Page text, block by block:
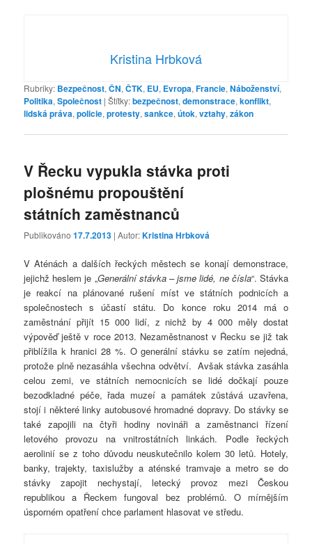
Kristina Hrbková
Rubriky: Bezpečnost,ČN,ČTK, EU, Evropa,Francie,Náboženství,
Politika,Společnost |Štítky:bezpečnost,demonstrace,konflikt,
lidská práva,policie,protesty,sankce,útok,vztahy,zákon
V Řecku vypukla stávka proti
plošnému propouštění
státních zaměstnanců
Publikováno17.7.2013 | Autor:Kristina Hrbková
V Aténách a dalších řeckých městech se konají demonstrace,
jejichž heslem je „Generální stávka – jsme lidé, ne čísla“. Stávka
je reakcí na plánované rušení míst ve státních podnicích a
společnostech s účastí státu. Do konce roku 2014 má o
zaměstnání přijít 15 000 lidí, z nichž by 4 000 měly dostat
výpověď ještě v roce 2013. Nezaměstnanost v Řecku se již tak
přiblížila k hranici 28 %. O generální stávku se zatím nejedná,
protože plně nezasáhla všechna odvětví. Avšak stávka zasáhla
celou zemi, ve státních nemocnicích se lidé dočkají pouze
bezodkladné péče, řada muzeí a památek zůstává uzavřena,
stojí i některé linky autobusové hromadné dopravy. Do stávky se
také zapojili na čtyři hodiny novináři a zaměstnanci řízení
letového provozu na vnitrostátních linkách. Podle řeckých
aerolinií se z toho důvodu neuskutečnilo kolem 30 letů. Hotely,
banky, trajekty, taxislužby a aténské tramvaje a metro se do
stávky zapojit nechystají, letecký provoz mezi Českou
republikou a Řeckem fungoval bez problémů. O mírnějším
úsporném opatření chce parlament hlasovat ve středu.